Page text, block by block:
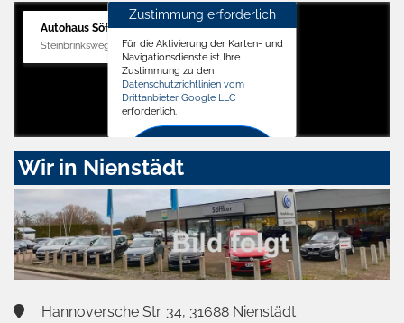
Autohaus Söffker GmbH
Steinbrinksweg 12, 31840 Hessisch Oldendorf
Zustimmung erforderlich
Für die Aktivierung der Karten- und
Navigationsdienste ist Ihre
Zustimmung zu den
Datenschutzrichtlinien vom
Drittanbieter Google LLC
erforderlich.
Zustimmen
aktivieren
Wir in Nienstädt
Hannoversche Str. 34, 31688 Nienstädt